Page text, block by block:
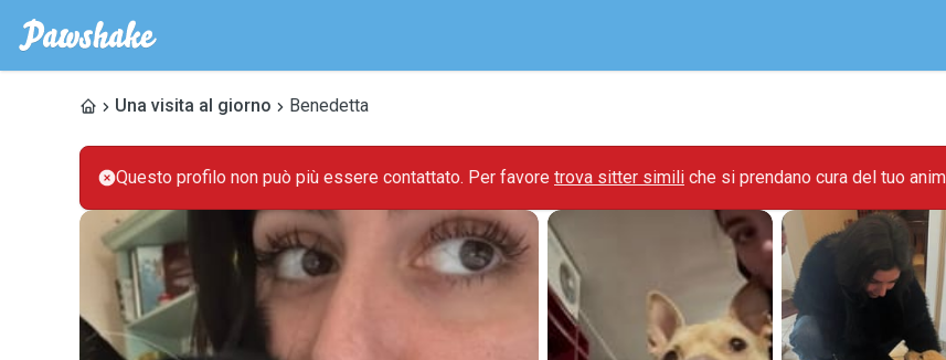
Una visita al giorno Benedetta
Questo profilo non può più essere contattato. Per favore trova sitter simili che si prendano cura del tuo